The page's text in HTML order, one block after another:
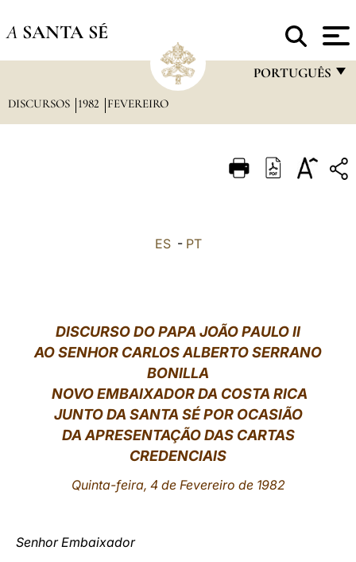
A SANTA SÉ
PORTUGUÊS
ITALIANO
中文
DISCURSOS 1982 FEVEREIRO
ES- PT
DISCURSO DO PAPA JOÃO PAULO II
AO SENHOR CARLOS ALBERTO SERRANO
BONILLA
NOVO EMBAIXADOR DA COSTA RICA
JUNTO DA SANTA SÉ POR OCASIÃO
DA APRESENTAÇÃO DAS CARTAS
CREDENCIAIS
Quinta-feira, 4 de Fevereiro de 1982
Senhor Embaixador